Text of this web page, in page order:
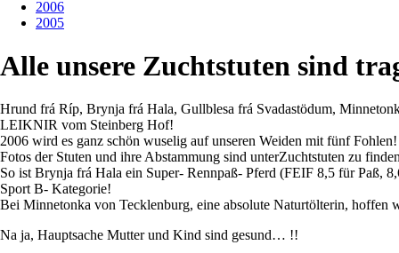
2006
2005
Alle unsere Zuchtstuten sind
Hrund frá Ríp, Brynja frá Hala, Gullblesa frá Svadastödum,
LEIKNIR vom Steinberg Hof!
2006 wird es ganz schön wuselig auf unseren Weiden mit fünf Fohlen!
Fotos der Stuten und ihre Abstammung sind unterZuchtstuten zu
So ist Brynja frá Hala ein Super- Rennpaß- Pferd (FEIF 8,5 für Paß,
Sport B- Kategorie!
Bei Minnetonka von Tecklenburg, eine absolute Naturtölterin, hoffen
Na ja, Hauptsache Mutter und Kind sind gesund… !!